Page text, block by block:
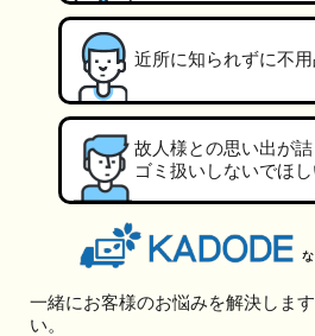
近所に知られずに不用
故人様との思い出が詰
ゴミ扱いしないでほし
な
一緒にお客様のお悩みを解決しま
い。